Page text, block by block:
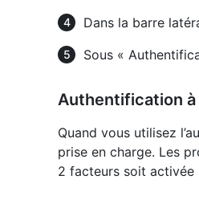
Dans la barre
Sous «
Authentification
Quand vous utilisez
prise en charge. Les
2 facteurs soit activée